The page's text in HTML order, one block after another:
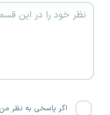
اگر پاسخی به نظر